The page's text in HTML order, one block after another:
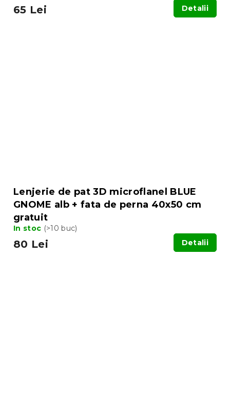
65 Lei Detalii
Lenjerie de pat 3D microflanel BLUE
GNOME alb + fata de perna 40x50 cm
gratuit
In stoc (>10 buc)
80 Lei Detalii